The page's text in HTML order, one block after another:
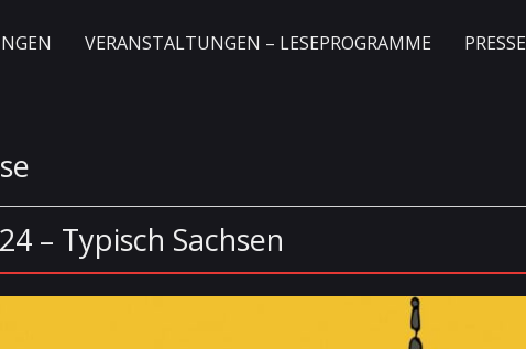
VERANSTALTUNGEN – LESEPROGRAMME PRESSE
– Typisch Sachsen